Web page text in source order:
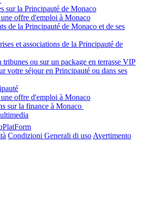
Condizioni Generali di uso Avertimento